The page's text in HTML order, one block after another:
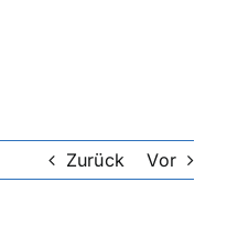
Zurück Vor